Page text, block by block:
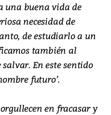
una buena vida de
necesidad de
de estudiarlo a un
también al
En este sentido
futuro’.
en fracasar y